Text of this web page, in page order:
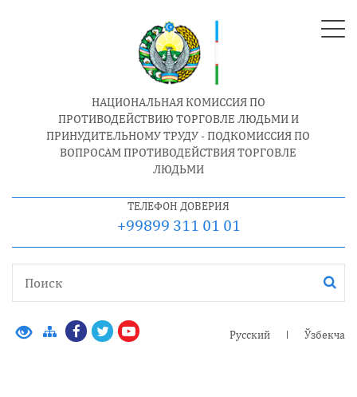
НАЦИОНАЛЬНАЯ КОМИССИЯ ПО
ПРОТИВОДЕЙСТВИЮ ТОРГОВЛЕ ЛЮДЬМИ И
ПРИНУДИТЕЛЬНОМУ ТРУДУ - ПОДКОМИССИЯ ПО
ВОПРОСАМ ПРОТИВОДЕЙСТВИЯ ТОРГОВЛЕ
ЛЮДЬМИ
ТЕЛЕФОН ДОВЕРИЯ
+99899 311 01 01
Русский Ўзбекча